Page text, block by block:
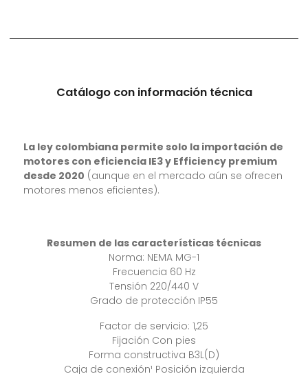
Catálogo con información técnica
La ley colombiana permite solo la importación de
motores con eficiencia IE3 y Efficiency premium
desde 2020 (aunque en el mercado aún se ofrecen
motores menos eficientes).
Resumen de las características técnicas
Norma: NEMA MG-1
Frecuencia 60 Hz
Tensión 220/440 V
Grado de protección IP55
Factor de servicio: 1,25
Fijación Con pies
Forma constructiva B3L(D)
Caja de conexión¹ Posición izquierda